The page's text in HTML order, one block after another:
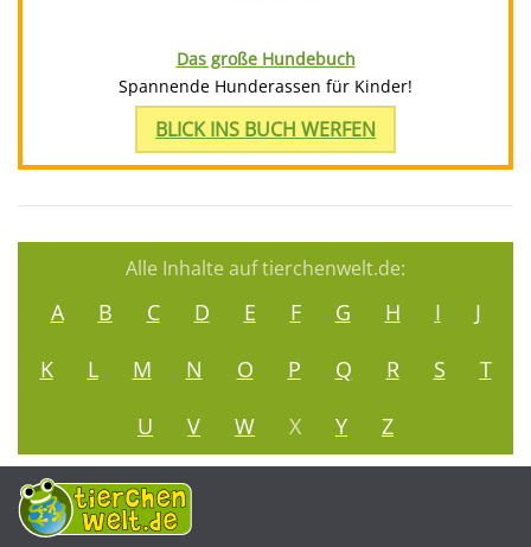
Das große Hundebuch
Spannende Hunderassen für Kinder!
BLICK INS BUCH WERFEN
Alle Inhalte auf tierchenwelt.de:
A B C D E F G H I
J
K
L M N O P Q R S
T
U
V W X Y Z